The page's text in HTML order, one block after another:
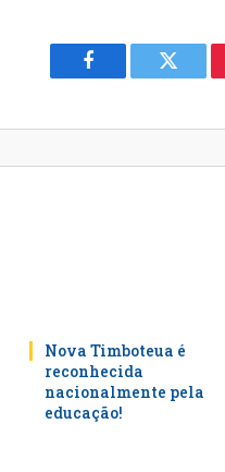
Facebook Twitter
Nova Timboteua é
reconhecida
nacionalmente pela
educação!